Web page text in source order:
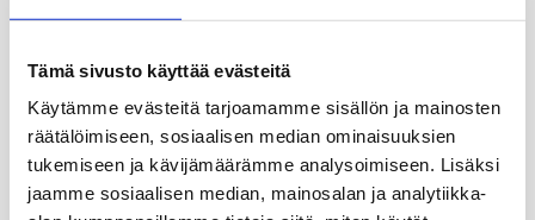
Tämä sivusto käyttää evästeitä
Käytämme evästeitä tarjoamamme sisällön ja mainosten
räätälöimiseen, sosiaalisen median ominaisuuksien
tukemiseen ja kävijämäärämme analysoimiseen. Lisäksi
jaamme sosiaalisen median, mainosalan ja analytiikka-